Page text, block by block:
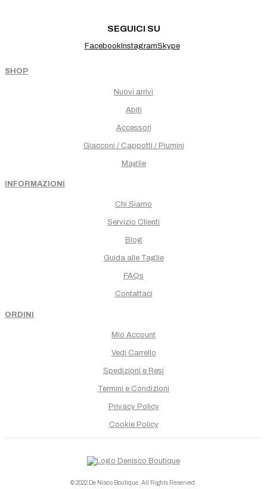
SEGUICI SU
FacebookInstagramSkype
SHOP
Nuovi arrivi
Abiti
Accessori
Giacconi / Cappotti / Piumini
Maglie
INFORMAZIONI
Chi Siamo
Servizio Clienti
Blog
Guida alle Taglie
FAQs
Contattaci
ORDINI
Mio Account
Vedi Carrello
Spedizioni e Resi
Termini e Condizioni
Privacy Policy
Cookie Policy
© 2022 De Nisco Boutique. All Rights Reserved.